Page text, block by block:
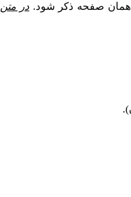
همان صفحه ذکر شود. در متن